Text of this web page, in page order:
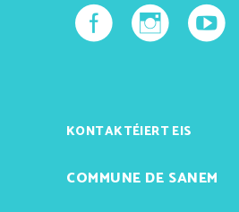
KONTAKTÉIERT EIS
COMMUNE DE SANEM